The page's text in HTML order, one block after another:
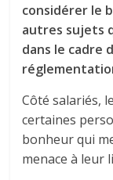
considérer le
autres sujets
dans le cadre
Côté salariés,
certaines
bonheur qui
menace à leur